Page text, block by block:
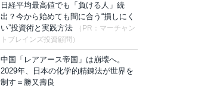
日経平均最高値でも「負ける人」続
出？今から始めても間に合う“損しにく
い”投資術と実践方法
（PR：マーチャン
トブレインズ投資顧問）
中国「レアアース帝国」は崩壊へ。
2029年、日本の化学的精錬法が世界を
制す＝勝又壽良